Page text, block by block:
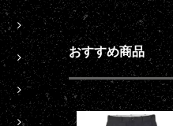
おすすめ商品